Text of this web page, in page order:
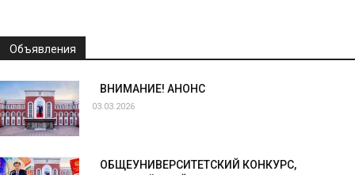
Объявления
ВНИМАНИЕ! АНОНС
03.03.2026
ОБЩЕУНИВЕРСИТЕТСКИЙ КОНКУРС,